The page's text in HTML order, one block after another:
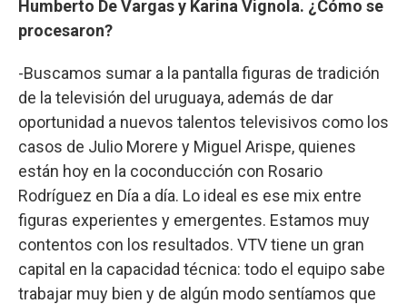
Humberto De Vargas y Karina Vignola. ¿Cómo se
procesaron?
-Buscamos sumar a la pantalla figuras de tradición
de la televisión del uruguaya, además de dar
oportunidad a nuevos talentos televisivos como los
casos de Julio Morere y Miguel Arispe, quienes
están hoy en la coconducción con Rosario
Rodríguez en Día a día. Lo ideal es ese mix entre
figuras experientes y emergentes. Estamos muy
contentos con los resultados. VTV tiene un gran
capital en la capacidad técnica: todo el equipo sabe
trabajar muy bien y de algún modo sentíamos que